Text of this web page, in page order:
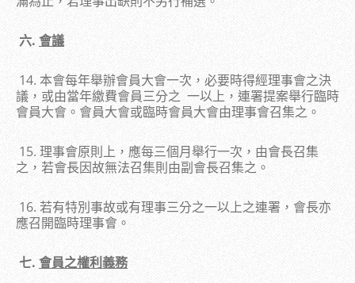
六. 會議
14. 本會每年舉辦會員大會一次，必要時得經理事會之決
議，或由當年繳費會員三分之 一以上，連署提案舉行臨時
會員大會。會員大會或臨時會員大會由理事會召集之。
15. 理事會原則上，應每三個月舉行一次，由會長召集
之，若會長因故無法召集則由副會長召集之。
16. 若有特別事故或有理事三分之一以上之連署，會長亦
應召開臨時理事會。
七. 會員之權利義務